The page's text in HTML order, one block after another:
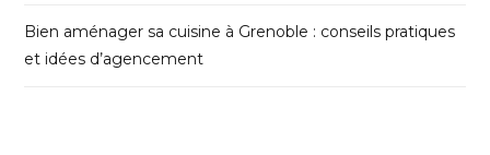
Bien aménager sa cuisine à Grenoble : conseils pratiques
et idées d’agencement